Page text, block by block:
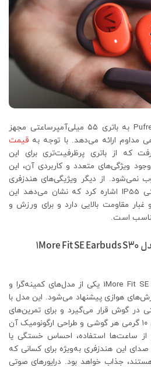
هندزفری هایلو Pufree Buds OW01 به باتری ۵۵ میلی‌آمپرساعتی مجهز
قیمت
که از باتری پرظرفیت‌تری برای این
ویژگی‌های متعدد و کاربردی آن، این
نمی‌شود. از دیگر ویژیگی‌های هندزفری
OW01 می‌توان به گواهی امنیتی IP55 اشاره کرد که نشان می‌دهد این
مقاومت بالایی دارد و برای ورزش و
است.
هندزفری بلوتوثی وان مور مدل 1More Fit SE Earbuds S30
هندزفری 1More Fit SE Earbuds S30 EF606 یکی از مدل‌های کمینه‌گرا و
هوازی پیشنهاد می‌شود. این مدل با
در گوش قرار می‌گیرد و برای تمرین‌های
طولانی‌مدت مناسب است. وزن ۱۰ گرمی هر گوشی و طراحی ارگونومیک آن
ساعت‌ها استفاده، احساس خستگی یا
این هندزفری به‌ویژه برای کسانی که
جذاب خواهد بود. درایورهای صوتی